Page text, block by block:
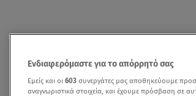
Ενδιαφερόμαστε για το απόρρητό σας
Εμείς και οι 603 συνεργάτες μας αποθηκεύουμε
αναγνωριστικά στοιχεία, και έχουμε πρόσβαση σε